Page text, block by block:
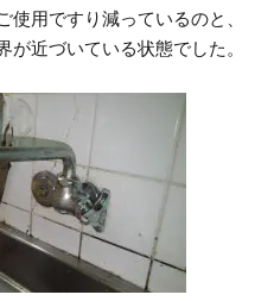
用ですり減っているのと、
近づいている状態でした。